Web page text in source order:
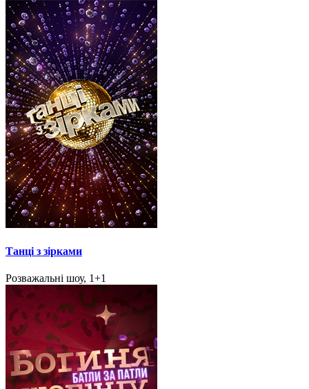
Танці з зірками
Розважальні шоу, 1+1